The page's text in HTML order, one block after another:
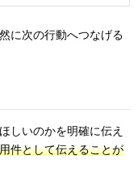
に次の行動へつなげる
しいのかを明確に伝え
件として伝えることが